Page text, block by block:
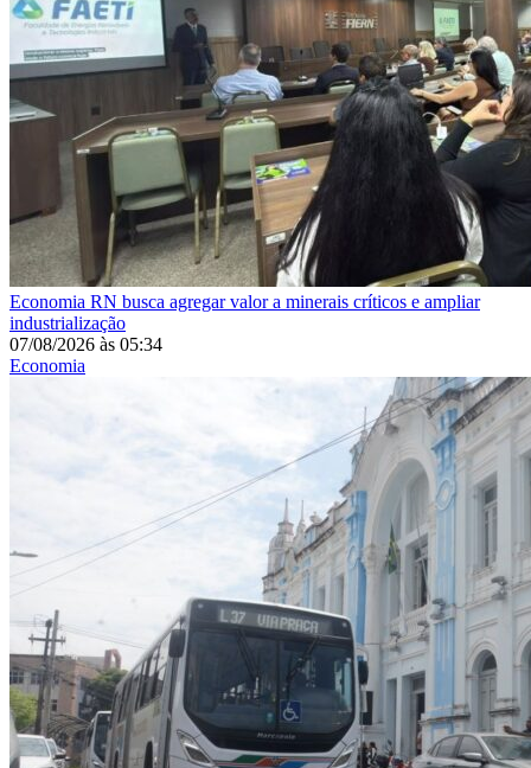
Economia RN busca agregar valor a minerais críticos e ampliar
industrialização
07/08/2026 às 05:34
Economia